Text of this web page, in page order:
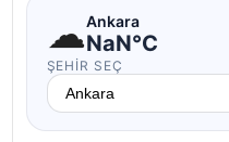
☁Ankara
NaN°C
ŞEHIR SEÇ